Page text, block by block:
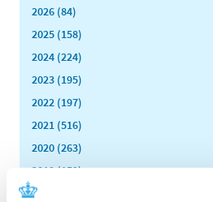
2026 (84)
2025 (158)
2024 (224)
2023 (195)
2022 (197)
2021 (516)
2020 (263)
2019 (159)
2018 (150)